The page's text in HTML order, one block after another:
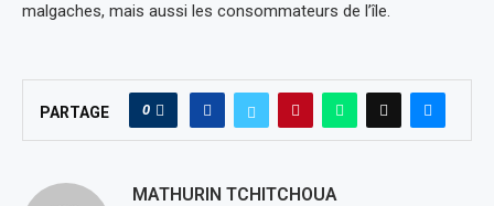
malgaches, mais aussi les consommateurs de l’île.
PARTAGE 0
MATHURIN TCHITCHOUA